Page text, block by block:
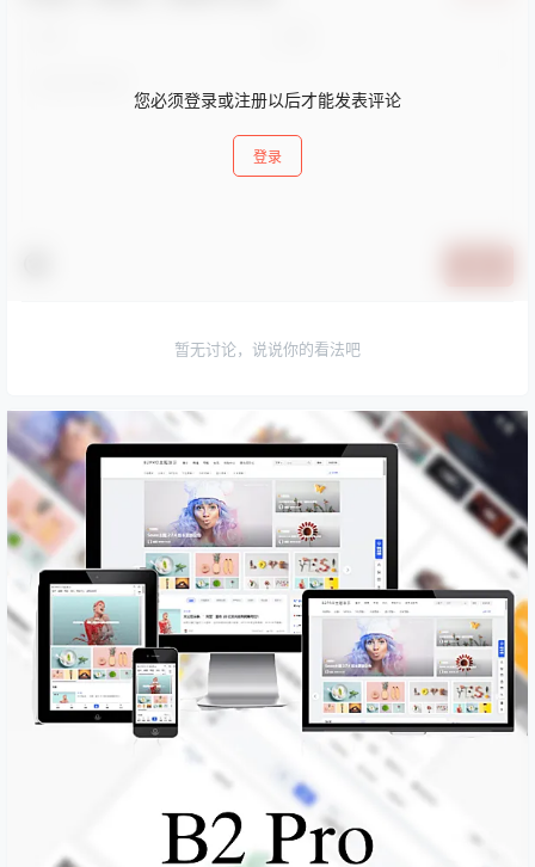
您必须登录或注册以后才能发表评论
登录
暂无讨论，说说你的看法吧